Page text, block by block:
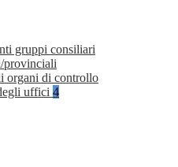
gruppi consiliari
provinciali
organi di controllo
uffici 4